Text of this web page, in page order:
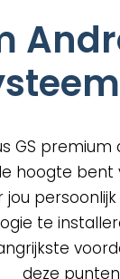
GS
hoogte
te
deze